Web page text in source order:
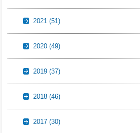
2021(51)
2020(49)
2019(37)
2018(46)
2017(30)